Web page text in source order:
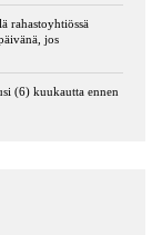
rahastoyhtiössä
jos
(6) kuukautta ennen